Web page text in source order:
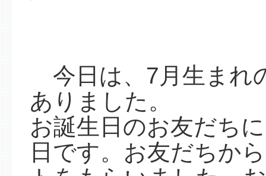
今日は、7月生まれ
ありました。
お誕生日のお友だち
日です。お友だちか